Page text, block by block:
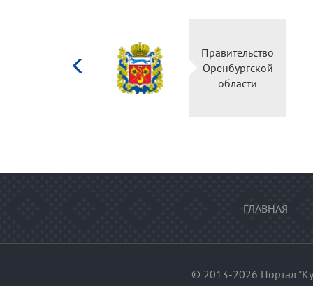
Правительство
Оренбургской
области
ГЛАВНАЯ
© 2013-2026 Портал